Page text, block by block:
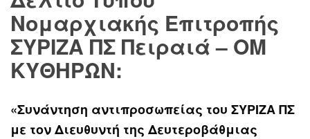
Νομαρχιακής Επιτροπής
ΣΥΡΙΖΑ ΠΣ Πειραιά – ΟΜ
ΚΥΘΗΡΩΝ:
«Συνάντηση αντιπροσωπείας του ΣΥΡΙΖΑ ΠΣ
με τον Διευθυντή της Δευτεροβάθμιας